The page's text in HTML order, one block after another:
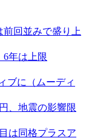
前回並みで盛り上
6年は上限
ブに（ムーディ
、地震の影響限
は同格プラスア